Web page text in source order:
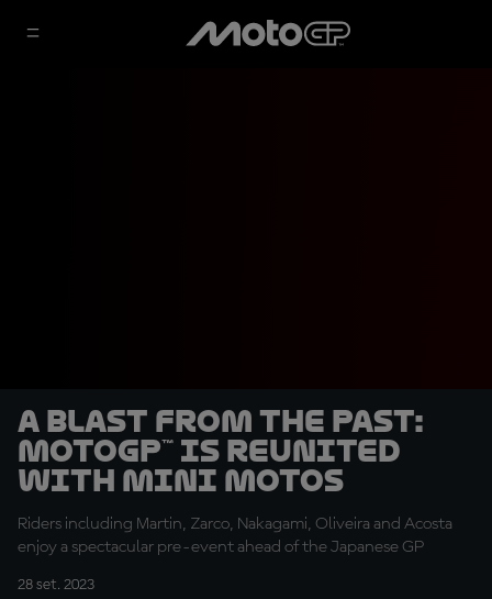
A blast from the past:
MotoGP™ is reunited
with Mini Motos
Riders including Martin, Zarco, Nakagami, Oliveira and Acosta
enjoy a spectacular pre-event ahead of the Japanese GP
28 set. 2023